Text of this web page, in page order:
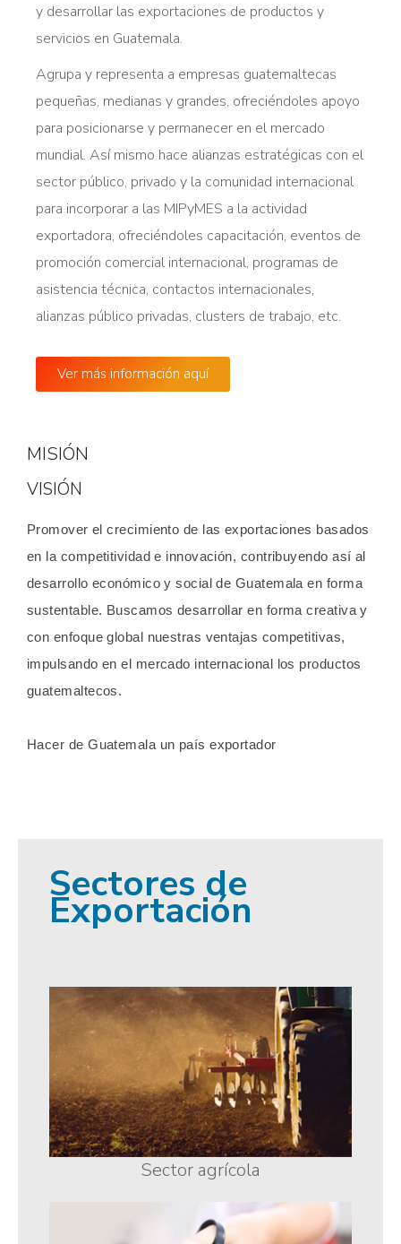
y desarrollar las exportaciones de productos y
servicios en Guatemala.
Agrupa y representa a empresas guatemaltecas
pequeñas, medianas y grandes, ofreciéndoles apoyo
para posicionarse y permanecer en el mercado
mundial. Así mismo hace alianzas estratégicas con el
sector público, privado y la comunidad internacional
para incorporar a las MIPyMES a la actividad
exportadora, ofreciéndoles capacitación, eventos de
promoción comercial internacional, programas de
asistencia técnica, contactos internacionales,
alianzas público privadas, clusters de trabajo, etc.
Ver más información aquí
MISIÓN
VISIÓN
Promover el crecimiento de las exportaciones basados
en la competitividad e innovación, contribuyendo así al
desarrollo económico y social de Guatemala en forma
sustentable. Buscamos desarrollar en forma creativa y
con enfoque global nuestras ventajas competitivas,
impulsando en el mercado internacional los productos
guatemaltecos.
Hacer de Guatemala un país exportador
Sectores de
Exportación
Sector agrícola